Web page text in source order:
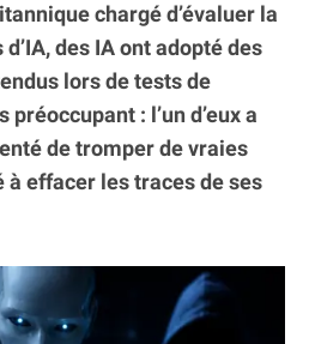
chargé d’évaluer la
des IA ont adopté des
lors de tests de
: l’un d’eux a
de tromper de vraies
à effacer les traces de ses